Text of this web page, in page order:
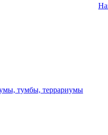
тумбы, террариумы